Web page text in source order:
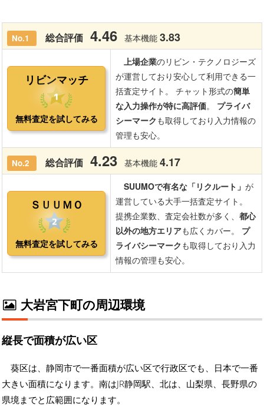
大岩宮下町の周辺環境
縦長で面積が広い区
葵区は、静岡市で一番面積が広い区で行政区でも、日本で一番
大きい面積になります。南はJR静岡駅、北は、山梨県、長野県の
県境までと広範囲になります。